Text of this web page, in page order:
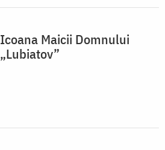
Icoana Maicii Domnului
„Lubiatov”